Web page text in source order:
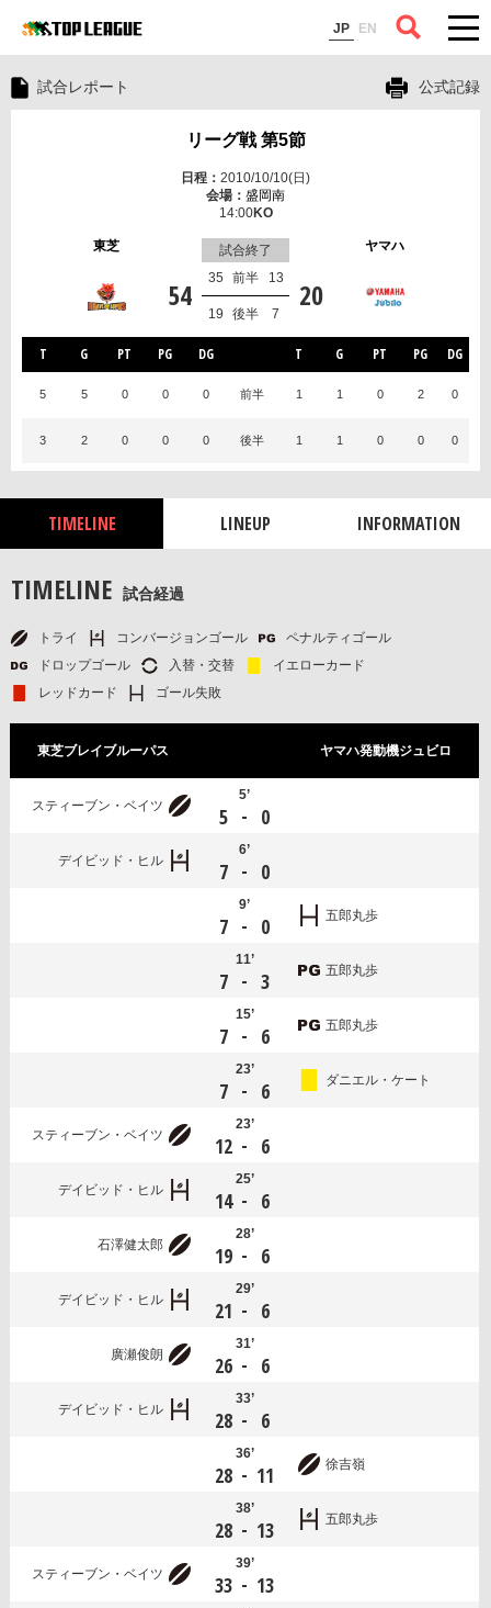
JP EN
コラム
試合レポート 公式記録
リーグ戦 第5節
2010/10/10(日)
盛岡南
14:00
東芝 ヤマハ
試合終了
54 20
前半
35 13
後半
19 7
T G PT PG DG T G PT PG DG
5 5 0 0 0 前半 1 1 0 2 0
3 2 0 0 0 後半 1 1 0 0 0
TIMELINE LINEUP INFORMATION
TIMELINE 試合経過
トライ コンバージョンゴール
ペナルティゴール
ドロップゴール
入替・交替
イエローカード
レッドカード
ゴール失敗
東芝ブレイブルーパス ヤマハ発動機ジュビロ
スティーブン・ベイツ
5’
5 - 0
デイビッド・ヒル
6’
7 - 0
9’
7 - 0 五郎丸歩
11’
7 - 3 五郎丸歩
15’
7 - 6 五郎丸歩
23’
7 - 6 ダニエル・ケート
スティーブン・ベイツ
23’
12 - 6
デイビッド・ヒル
25’
14 - 6
石澤健太郎
28’
19 - 6
デイビッド・ヒル
29’
21 - 6
廣瀬俊朗
31’
26 - 6
デイビッド・ヒル
33’
28 - 6
36’
28 - 11 徐吉嶺
38’
28 - 13 五郎丸歩
スティーブン・ベイツ
39’
33 - 13